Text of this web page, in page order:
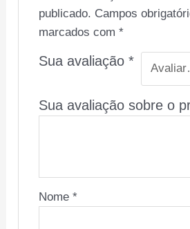
publicado. Campos
marcados com *
Sua avaliação *
Sua avaliação sobre o
Nome *